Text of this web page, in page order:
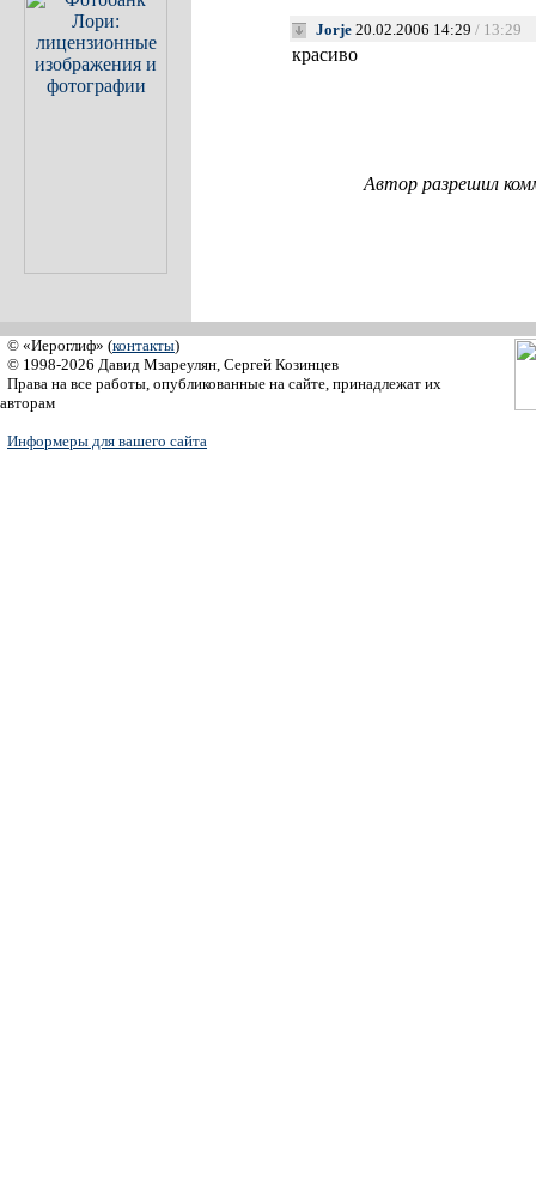
Jorje 20.02.2006 14:29 / 13:29
красиво
Автор разрешил
© «Иероглиф» (контакты)
© 1998-2026 Давид Мзареулян, Сергей Козинцев
Права на все работы, опубликованные на сайте, принадлежат их
авторам
Информеры для вашего сайта